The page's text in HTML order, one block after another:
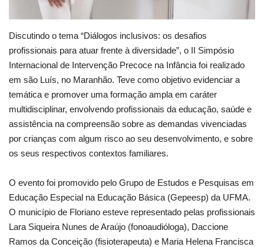
Discutindo o tema “Diálogos inclusivos: os desafios
profissionais para atuar frente à diversidade”, o II Simpósio
Internacional de Intervenção Precoce na Infância foi realizado
em são Luís, no Maranhão. Teve como objetivo evidenciar a
temática e promover uma formação ampla em caráter
multidisciplinar, envolvendo profissionais da educação, saúde e
assistência na compreensão sobre as demandas vivenciadas
por crianças com algum risco ao seu desenvolvimento, e sobre
os seus respectivos contextos familiares.
O evento foi promovido pelo Grupo de Estudos e Pesquisas em
Educação Especial na Educação Básica (Gepeesp) da UFMA.
O município de Floriano esteve representado pelas profissionais
Lara Siqueira Nunes de Araújo (fonoaudióloga), Daccione
Ramos da Conceição (fisioterapeuta) e Maria Helena Francisca